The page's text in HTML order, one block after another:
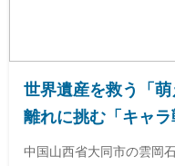
世界遺産を救う「
離れに挑む「キャ
級の中国テック・
中国山西省大同市の雲岡